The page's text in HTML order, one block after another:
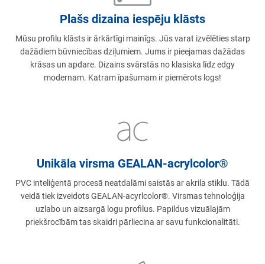
Plašs dizaina iespēju klāsts
Mūsu profilu klāsts ir ārkārtīgi mainīgs. Jūs varat izvēlēties starp
dažādiem būvniecības dziļumiem. Jums ir pieejamas dažādas
krāsas un apdare. Dizains svārstās no klasiska līdz edgy
modernam. Katram īpašumam ir piemērots logs!
Unikāla virsma GEALAN-acrylcolor®
PVC inteliģentā procesā neatdalāmi saistās ar akrila stiklu. Tādā
veidā tiek izveidots GEALAN-acyrlcolor®. Virsmas tehnoloģija
uzlabo un aizsargā logu profilus. Papildus vizuālajām
priekšrocībām tas skaidri pārliecina ar savu funkcionalitāti.